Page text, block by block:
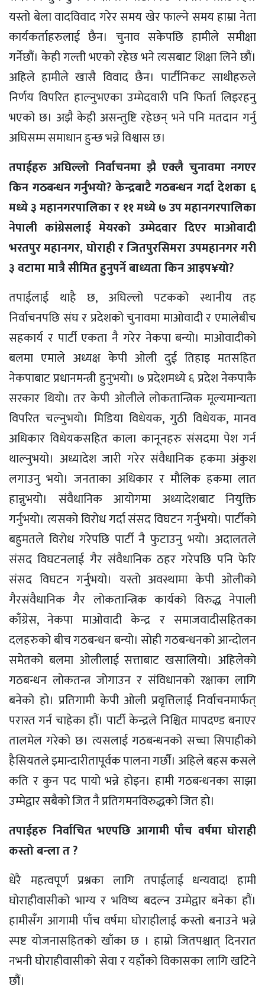
यस्तो बेला वादविवाद गरेर समय खेर फाल्ने समय हाम्रा नेता
कार्यकर्ताहरुलाई छैन। चुनाव सकेपछि हामीले समीक्षा
गर्नेछौं। केही गल्ती भएको रहेछ भने त्यसबाट शिक्षा लिने छौं।
अहिले हामीले खासै विवाद छैन। पार्टीनिकट साथीहरुले
निर्णय विपरित हाल्नुभएका उम्मेदवारी पनि फिर्ता लिइरहनु
भएको छ। अझै केही असन्तुष्टि रहेछन् भने पनि मतदान गर्नु
अघिसम्म समाधान हुन्छ भन्ने विश्वास छ।
तपाईहरु अघिल्लो निर्वाचनमा झै एक्लै चुनावमा नगएर
किन गठबन्धन गर्नुभयो? केन्द्रबाटै गठबन्धन गर्दा देशका ६
मध्ये ३ महानगरपालिका र ११ मध्ये ७ उप महानगरपालिका
नेपाली कांग्रेसलाई मेयरको उम्मेदवार दिएर माओवादी
भरतपुर महानगर, घोराही र जितपुरसिमरा उपमहानगर गरी
३ वटामा मात्रै सीमित हुनुपर्ने बाध्यता किन आइप¥यो?
तपाईलाई थाहै छ, अघिल्लो पटकको स्थानीय तह
निर्वाचनपछि संघ र प्रदेशको चुनावमा माओवादी र एमालेबीच
सहकार्य र पार्टी एकता नै गरेर नेकपा बन्यो। माओवादीको
बलमा एमाले अध्यक्ष केपी ओली दुई तिहाइ मतसहित
नेकपाबाट प्रधानमन्त्री हुनुभयो। ७ प्रदेशमध्ये ६ प्रदेश नेकपाकै
सरकार थियो। तर केपी ओलीले लोकतान्त्रिक मूल्यमान्यता
विपरित चल्नुभयो। मिडिया विधेयक, गुठी विधेयक, मानव
अधिकार विधेयकसहित काला कानूनहरु संसदमा पेश गर्न
थाल्नुभयो। अध्यादेश जारी गरेर संवैधानिक हकमा अंकुश
लगाउनु भयो। जनताका अधिकार र मौलिक हकमा लात
हान्नुभयो। संवैधानिक आयोगमा अध्यादेशबाट नियुक्ति
गर्नुभयो। त्यसको विरोध गर्दा संसद विघटन गर्नुभयो। पार्टीको
बहुमतले विरोध गरेपछि पार्टी नै फुटाउनु भयो। अदालतले
संसद विघटनलाई गैर संवैधानिक ठहर गरेपछि पनि फेरि
संसद विघटन गर्नुभयो। यस्तो अवस्थामा केपी ओलीको
गैरसंवैधानिक गैर लोकतान्त्रिक कार्यको विरुद्ध नेपाली
काँग्रेस, नेकपा माओवादी केन्द्र र समाजवादीसहितका
दलहरुको बीच गठबन्धन बन्यो। सोही गठबन्धनको आन्दोलन
समेतको बलमा ओलीलाई सत्ताबाट खसालियो। अहिलेको
गठबन्धन लोकतन्त्र जोगाउन र संविधानको रक्षाका लागि
बनेको हो। प्रतिगामी केपी ओली प्रवृत्तिलाई निर्वाचनमार्फत्
परास्त गर्न चाहेका हौं। पार्टी केन्द्रले निश्चित मापदण्ड बनाएर
तालमेल गरेको छ। त्यसलाई गठबन्धनको सच्चा सिपाहीको
हैसियतले इमान्दारीतापूर्वक पालना गर्छौं। अहिले बहस कसले
कति र कुन पद पायो भन्ने होइन। हामी गठबन्धनका साझा
उम्मेद्वार सबैको जित नै प्रतिगमनविरुद्धको जित हो।
तपाईहरु निर्वाचित भएपछि आगामी पाँच वर्षमा घोराही
कस्तो बन्ला त ?
धेरै महत्वपूर्ण प्रश्नका लागि तपाईलाई धन्यवाद! हामी
घोराहीवासीको भाग्य र भविष्य बदल्न उम्मेद्वार बनेका हौं।
हामीसँग आगामी पाँच वर्षमा घोराहीलाई कस्तो बनाउने भन्ने
स्पष्ट योजनासहितको खाँका छ । हाम्रो जितपश्चात् दिनरात
नभनी घोराहीवासीको सेवा र यहाँको विकासका लागि खटिने
छौं।